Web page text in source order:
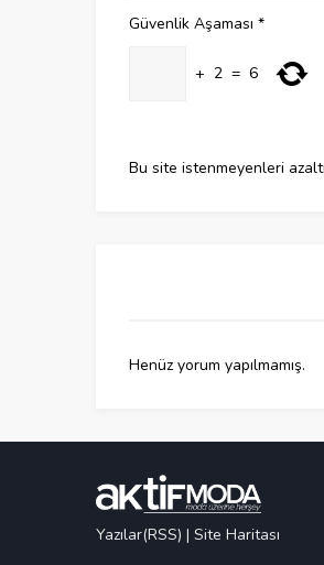
Güvenlik Aşaması *
+ 2 = 6
Bu site istenmeyenleri
Henüz yorum yapılmamış.
Yazılar(RSS) | Site Haritası